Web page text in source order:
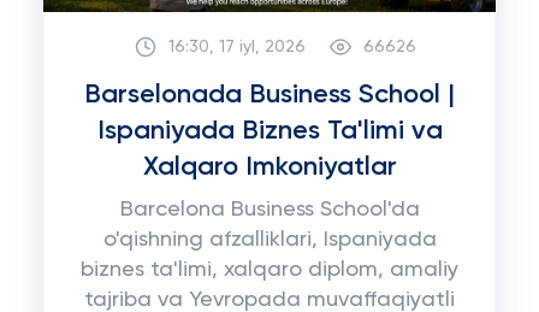
16:30, 17 iyl, 2026 66626
Barselonada Business School |
Ispaniyada Biznes Ta'limi va
Xalqaro Imkoniyatlar
Barcelona Business School'da
o'qishning afzalliklari, Ispaniyada
biznes ta'limi, xalqaro diplom, amaliy
tajriba va Yevropada muvaffaqiyatli